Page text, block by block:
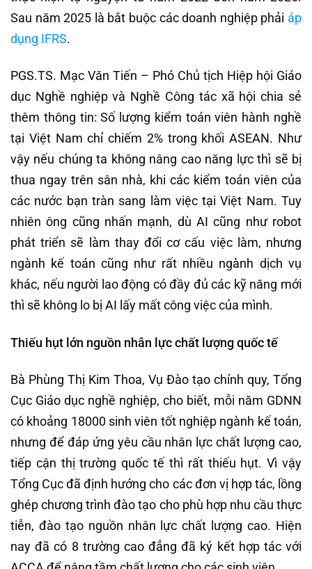
Sau năm 2025 là bắt buộc các doanh nghiệp phải áp
dụng IFRS.
PGS.TS. Mạc Văn Tiến – Phó Chủ tịch Hiệp hội Giáo
dục Nghề nghiệp và Nghề Công tác xã hội chia sẻ
thêm thông tin: Số lượng kiểm toán viên hành nghề
tại Việt Nam chỉ chiếm 2% trong khối ASEAN. Như
vậy nếu chúng ta không nâng cao năng lực thì sẽ bị
thua ngay trên sân nhà, khi các kiểm toán viên của
các nước bạn tràn sang làm việc tại Việt Nam. Tuy
nhiên ông cũng nhấn mạnh, dù AI cũng như robot
phát triển sẽ làm thay đổi cơ cấu việc làm, nhưng
ngành kế toán cũng như rất nhiều ngành dịch vụ
khác, nếu người lao động có đầy đủ các kỹ năng mới
thì sẽ không lo bị AI lấy mất công việc của mình.
Thiếu hụt lớn nguồn nhân lực chất lượng quốc tế
Bà Phùng Thị Kim Thoa, Vụ Đào tạo chính quy, Tổng
Cục Giáo dục nghề nghiệp, cho biết, mỗi năm GDNN
có khoảng 18000 sinh viên tốt nghiệp ngành kế toán,
nhưng để đáp ứng yêu cầu nhân lực chất lượng cao,
tiếp cận thị trường quốc tế thì rất thiếu hụt. Vì vậy
Tổng Cục đã định hướng cho các đơn vị hợp tác, lồng
ghép chương trình đào tạo cho phù hợp nhu cầu thực
tiễn, đào tạo nguồn nhân lực chất lượng cao. Hiện
nay đã có 8 trường cao đẳng đã ký kết hợp tác với